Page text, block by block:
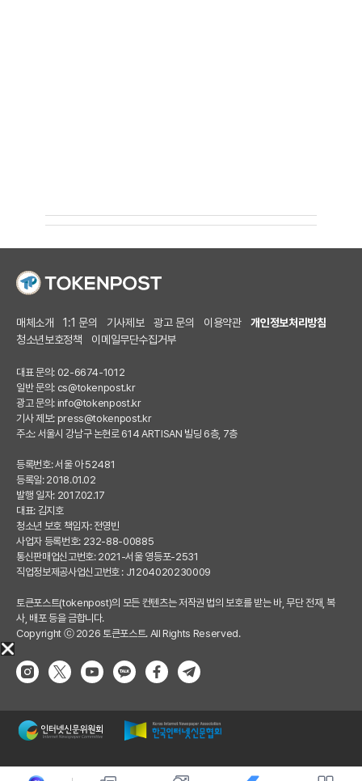
매체소개 1:1 문의 기사제보 광고 문의 이용약관
개인정보처리방침
청소년보호정책
이메일무단수집거부
대표 문의: 02-6674-1012
일반 문의: cs@tokenpost.kr
광고 문의: info@tokenpost.kr
기사 제보: press@tokenpost.kr
주소: 서울시 강남구 논현로 614 ARTISAN 빌딩 6층, 7층
등록번호: 서울 아 52481
등록일: 2018.01.02
발행 일자: 2017.02.17
대표: 김지호
청소년 보호 책임자: 전영빈
사업자 등록번호: 232-88-00885
통신판매업신고번호: 2021-서울 영등포-2531
직업정보제공사업신고번호 : J1204020230009
토큰포스트(tokenpost)의 모든 컨텐츠는 저작권 법의 보호를 받는 바, 무단 전재, 복
사, 배포 등을 금합니다.
Copyright ⓒ 2026 토큰포스트. All Rights Reserved.